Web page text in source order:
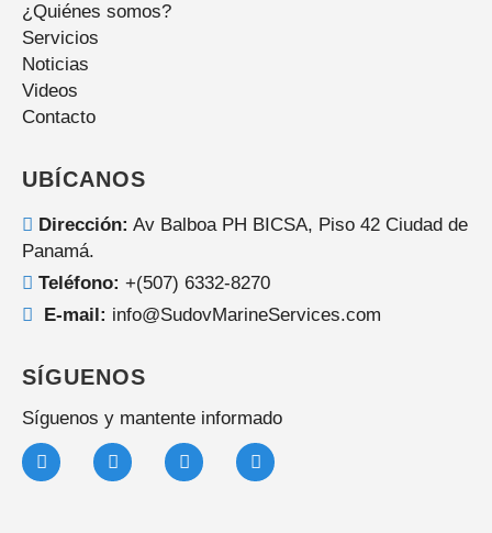
¿Quiénes somos?
Servicios
Noticias
Videos
Contacto
UBÍCANOS
Dirección: Av Balboa PH BICSA, Piso 42 Ciudad de
Panamá.
Teléfono: +(507) 6332-8270
E-mail: info@SudovMarineServices.com
SÍGUENOS
Síguenos y mantente informado